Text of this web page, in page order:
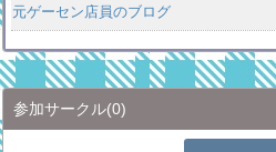
元ゲーセン店員のブログ
参加サークル(0)